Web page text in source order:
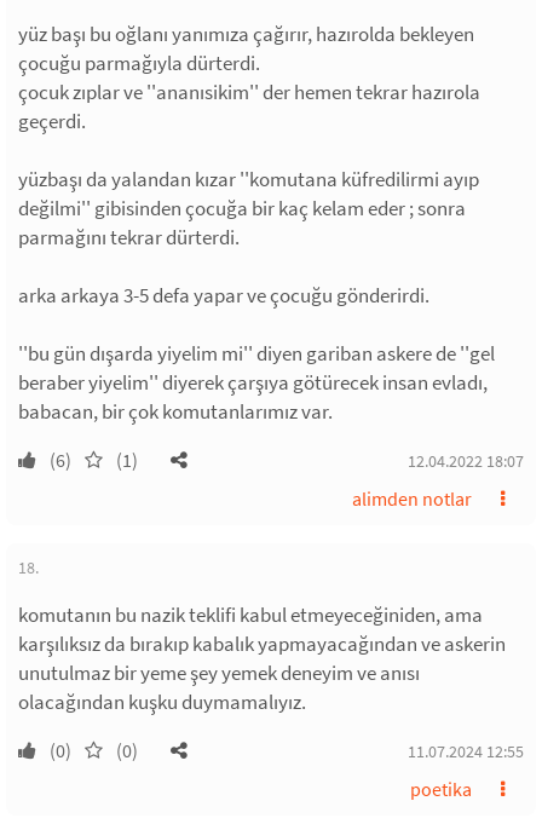
yüz başı bu oğlanı yanımıza çağırır, hazırolda bekleyen
çocuğu parmağıyla dürterdi.
çocuk zıplar ve ''ananısikim'' der hemen tekrar hazırola
geçerdi.
yüzbaşı da yalandan kızar ''komutana küfredilirmi ayıp
değilmi'' gibisinden çocuğa bir kaç kelam eder ; sonra
parmağını tekrar dürterdi.
arka arkaya 3-5 defa yapar ve çocuğu gönderirdi.
''bu gün dışarda yiyelim mi'' diyen gariban askere de ''gel
beraber yiyelim'' diyerek çarşıya götürecek insan evladı,
babacan, bir çok komutanlarımız var.
(6) (1) 12.04.2022 18:07
alimden notlar
18.
komutanın bu nazik teklifi kabul etmeyeceğiniden, ama
karşılıksız da bırakıp kabalık yapmayacağından ve askerin
unutulmaz bir yeme şey yemek deneyim ve anısı
olacağından kuşku duymamalıyız.
(0) (0) 11.07.2024 12:55
poetika